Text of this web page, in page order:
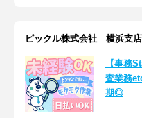
ピックル株式会社 横浜支
【事務
査業務
期◎